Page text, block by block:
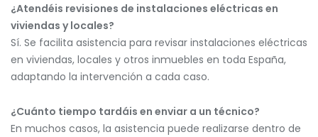
¿Atendéis revisiones de instalaciones eléctricas en
viviendas y locales?
Sí. Se facilita asistencia para revisar instalaciones eléctricas
en viviendas, locales y otros inmuebles en toda España,
adaptando la intervención a cada caso.
¿Cuánto tiempo tardáis en enviar a un técnico?
En muchos casos, la asistencia puede realizarse dentro de